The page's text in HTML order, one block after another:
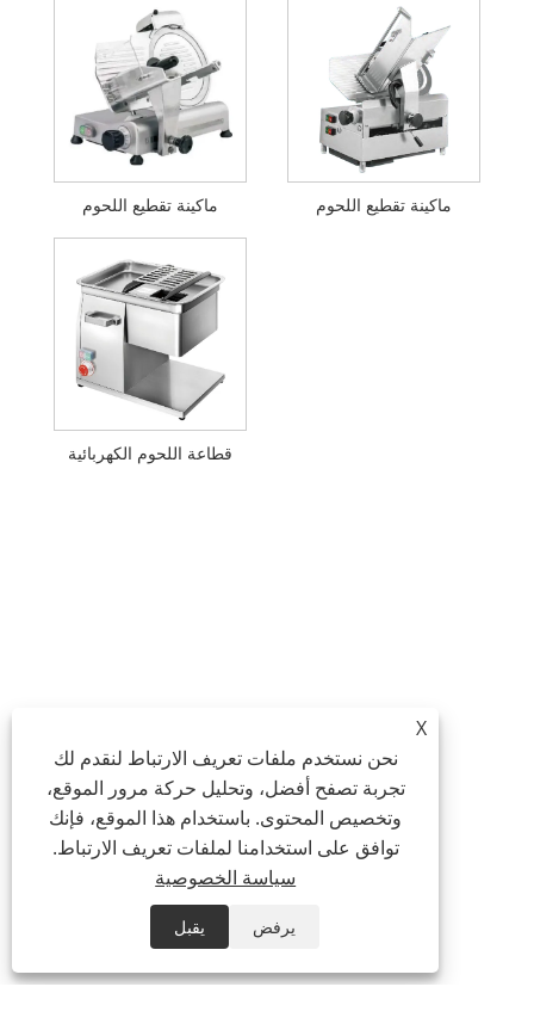
ماكينة تقطيع اللحوم ماكينة تقطيع اللحوم
قطاعة اللحوم الكهربائية
X
نحن نستخدم ملفات تعريف الارتباط لنقدم لك
تجربة تصفح أفضل، وتحليل حركة مرور الموقع،
وتخصيص المحتوى. باستخدام هذا الموقع، فإنك
توافق على استخدامنا لملفات تعريف الارتباط.
سياسة الخصوصية
يرفض يقبل